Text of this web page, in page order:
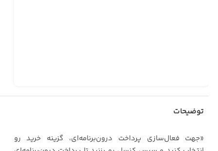
توضیحات
«جهت فعال‌سازی پرداخت درون‌برنامه‌ای، گزینه خرید رو